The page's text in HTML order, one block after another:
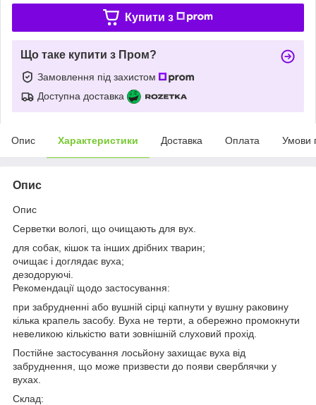
Купити з
Що таке купити з Пром?
Замовлення під захистом
Доступна доставка
Опис Характеристики Доставка Оплата Умови
Опис
Опис
Серветки вологі, що очищають для вух.
для собак, кішок та інших дрібних тварин;
очищає і доглядає вуха;
дезодоруючі.
Рекомендації щодо застосування:
при забрудненні або вушній сірці капнути у вушну раковину
кілька крапель засобу. Вуха не терти, а обережно промокнути
невеликою кількістю вати зовнішній слуховий прохід.
Постійне застосування лосьйону захищає вуха від
забруднення, що може призвести до появи сверблячки у
вухах.
Склад: